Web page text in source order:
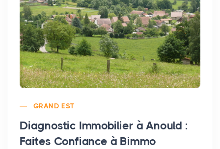
GRAND EST
Diagnostic Immobilier à Anould :
Faites Confiance à Bimmo